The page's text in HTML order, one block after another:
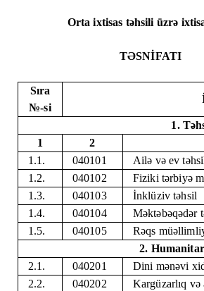
Orta ixtisas təhsili üzrə
TƏSNİFATI
Sıra
№-si
1.
1
2
1.1.
040101
Ailə və ev
1.2.
040102
Fiziki tərbiyə
1.3.
040103
İnklüziv təhsil
1.4.
040104
Məktəbəqədər
1.5.
040105
Rəqs
2.
2.1.
040201
Dini mənəvi
2.2.
040202
Kargüzarlıq